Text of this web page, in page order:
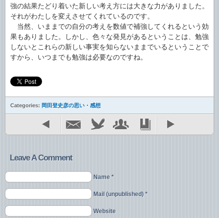
強の結果たどり着いた新しい考え方には大きな力がありました。
それがわたしを変えさせてくれているのです。
当然、いままでの自分の考えを数値で補強してくれるという効
果もありました。しかし、色々な発見があるということは、勉強
しないとこれらの新しい事実を知らないままでいるということで
すから、いつまでも勉強は必要なのですね。
Categories: 岡田登史彦の思い・感想
Leave A Comment
Name *
Mail (unpublished) *
Website